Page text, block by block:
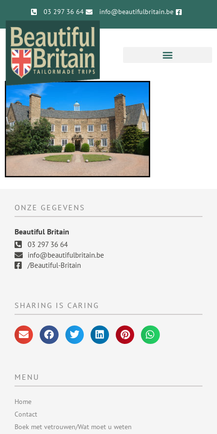
03 297 36 64 info@beautifulbritain.be
ONZE GEGEVENS
Beautiful Britain
03 297 36 64
info@beautifulbritain.be
/Beautiful-Britain
SHARING IS CARING
MENU
Home
Contact
Boek met vetrouwen/Wat moet u weten